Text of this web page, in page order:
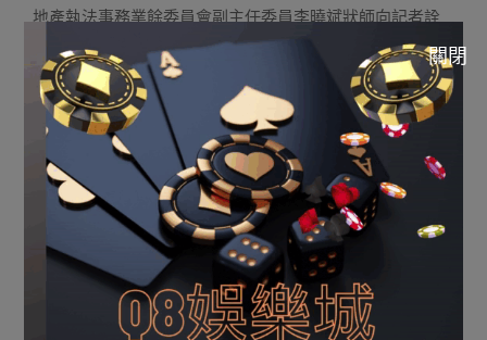
地產執法事務業餘委員會副主任委員李曉斌狀師向記者詮
釋，若按照正常的流程，房管局是弗成能這麼大批經由過
程這些非正常商展的產權解決的。由於按照規則，必需要
能自力使用的商展才可順遂解決產權證，并且在解決前，
房產部分要到現場進行現實丈量。對于這個項目的房產解
決，“必要打個很大的問號”。 成都市房管局一名事情職
員歸應稱，對于這種小商展的產權過戶解決，房管局只是
依據開發商所出具的資料，按流程進行間接解決。 不
僅云云，不少辦了房產證的受騙業主在成都市房管局調取
那時解決商展產權過戶時的存檔材料時，發明了壹份代簽
的生意條約以及壹份從未見過的委托書與公證書。該條約
不僅內容與本人簽過的售房條約齊全不同，署名筆跡與本
關閉